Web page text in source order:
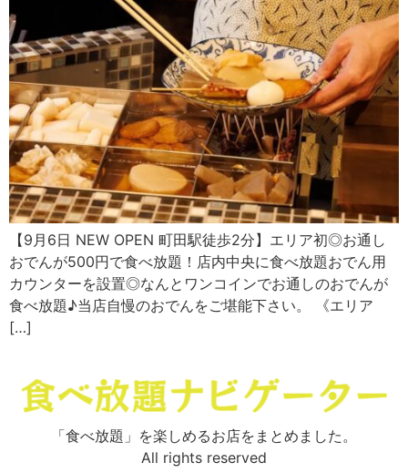
【9月6日 NEW OPEN 町田駅徒歩2分】エリア初◎お通し
おでんが500円で食べ放題！店内中央に食べ放題おでん用
カウンターを設置◎なんとワンコインでお通しのおでんが
食べ放題♪当店自慢のおでんをご堪能下さい。 《エリア
[…]
「食べ放題」を楽しめるお店をまとめました。
All rights reserved